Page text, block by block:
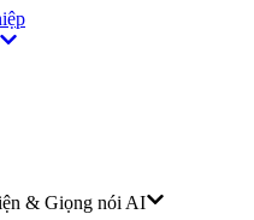
& Giọng nói AI